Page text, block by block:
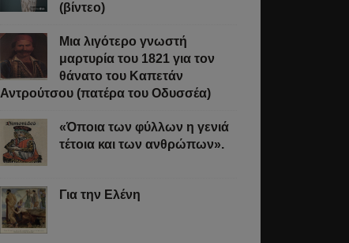
(βίντεο)
Μια λιγότερο γνωστή
μαρτυρία του 1821 για τον
θάνατο του Καπετάν
Αντρούτσου (πατέρα του Οδυσσέα)
«Όποια των φύλλων η γενιά
τέτοια και των ανθρώπων».
Για την Ελένη